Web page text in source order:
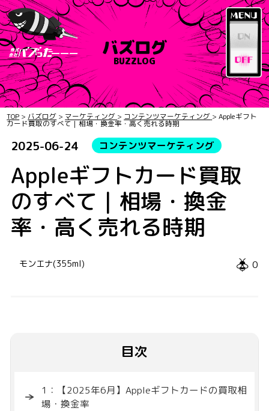
バズログ
BUZZLOG
TOP > バズログ > マーケティング > コンテンツマーケティング >Appleギフト
カード買取のすべて｜相場・換金率・高く売れる時期
2025-06-24 コンテンツマーケティング
Appleギフトカード買取
のすべて｜相場・換金
率・高く売れる時期
モンエナ(355ml) 0
目次
1：【2025年6月】Appleギフトカードの買取相
場・換金率